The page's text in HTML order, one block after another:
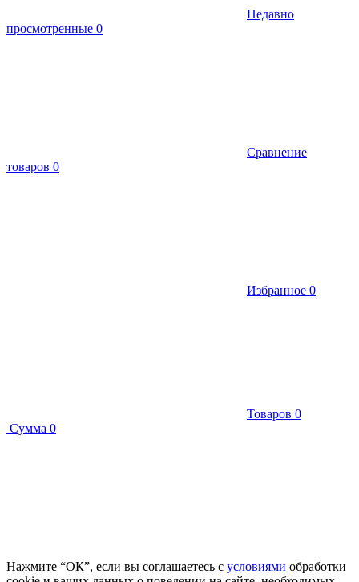
Недавно
просмотренные 0
Сравнение
товаров 0
Избранное 0
Товаров 0
Сумма 0
Нажмите “ОК”, если вы соглашаетесь с условиями обработки